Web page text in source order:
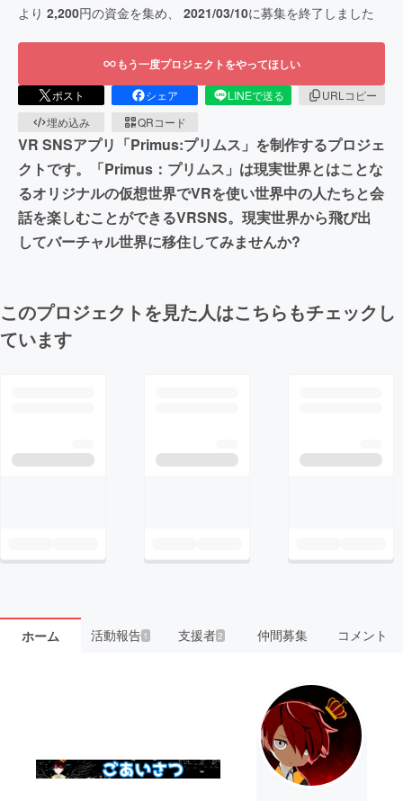
より 2,200円の資金を集め、 2021/03/10に募集を終了しました
もう一度プロジェクトをやってほしい
ポスト シェア LINEで送る
URLコピー
埋め込み
QRコード
VR SNSアプリ「Primus:プリムス」を制作するプロジェ
クトです。「Primus：プリムス」は現実世界とはことな
るオリジナルの仮想世界でVRを使い世界中の人たちと会
話を楽しむことができるVRSNS。現実世界から飛び出
してバーチャル世界に移住してみませんか?
このプロジェクトを見た人はこちらもチェックし
ています
ホーム 活動報告1 支援者 2 仲間募集 コメント